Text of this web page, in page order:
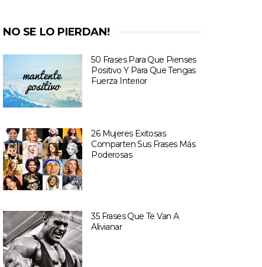
NO SE LO PIERDAN!
50 Frases Para Que Pienses
Positivo Y Para Que Tengas
Fuerza Interior
26 Mujeres Exitosas
Comparten Sus Frases Más
Poderosas
35 Frases Que Te Van A
Alivianar